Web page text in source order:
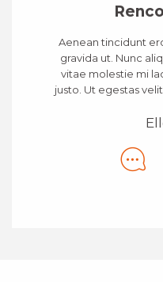
Aenean tincidunt
gravida ut. Nunc
vitae molestie mi
justo. Ut egestas